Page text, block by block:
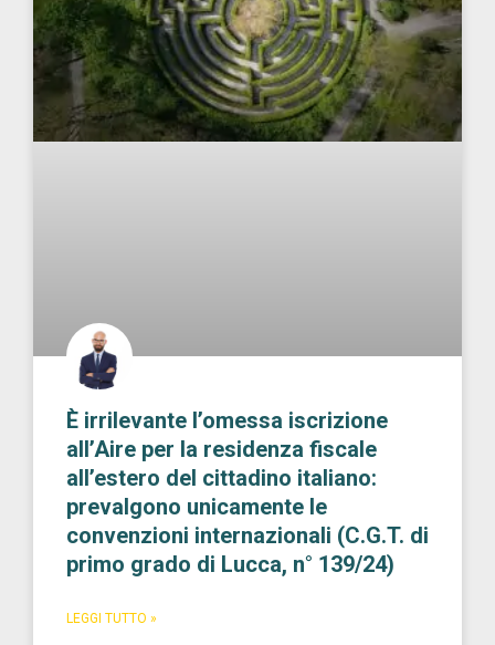
È irrilevante l’omessa iscrizione
all’Aire per la residenza fiscale
all’estero del cittadino italiano:
prevalgono unicamente le
convenzioni internazionali (C.G.T. di
primo grado di Lucca, n° 139/24)
LEGGI TUTTO »